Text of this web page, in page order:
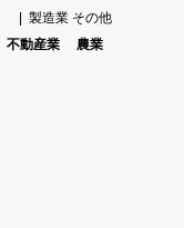
製造業 その他
不動産業
農業